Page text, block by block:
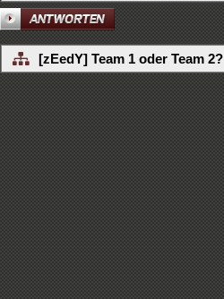
[zEedY] Team 1 oder Team 2?